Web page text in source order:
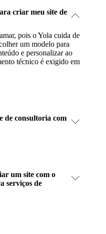
criar meu site de
pois o Yola cuida de
um modelo para
e personalizar ao
técnico é exigido em
de consultoria com
um site com o
serviços de